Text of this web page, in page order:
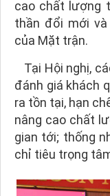
cao chất lượng
thần đổi mới
của Mặt trận.
Tại Hội nghị,
đánh giá khách
ra tồn tại, hạn
nâng cao chất
gian tới; thống
chỉ tiêu trọng